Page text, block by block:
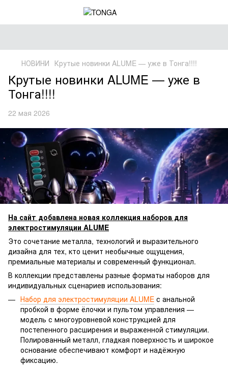
НОВИНИ Крутые новинки ALUME — уже в Тонга!!!!
Крутые новинки ALUME — уже в
Тонга!!!!
22 мая 2026
На сайт добавлена новая коллекция наборов для
электростимуляции ALUME
Это сочетание металла, технологий и выразительного
дизайна для тех, кто ценит необычные ощущения,
премиальные материалы и современный функционал.
В коллекции представлены разные форматы наборов для
индивидуальных сценариев использования:
Набор для электростимуляции ALUME с анальной
пробкой в форме ёлочки и пультом управления —
модель с многоуровневой конструкцией для
постепенного расширения и выраженной стимуляции.
Полированный металл, гладкая поверхность и широкое
основание обеспечивают комфорт и надёжную
фиксацию.